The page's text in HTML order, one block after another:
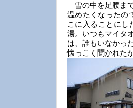
雪の中を足腰ま
温めたくなったの
こに入ることにし
湯。いつもマイタ
は、誰もいなかっ
懐っこく聞かれた